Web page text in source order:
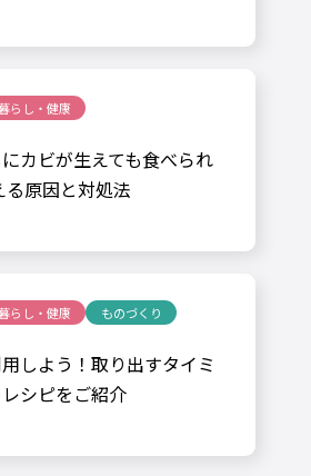
らし・健康
カビが生えても食べられ
る原因と対処法
らし・健康 ものづくり
しよう！取り出すタイミ
シピをご紹介